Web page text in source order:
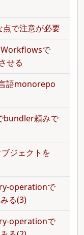
で注意が必要
で
せる
語monorepo
bundler頼みで
ジェクトを
operationで
る(3)
operationで